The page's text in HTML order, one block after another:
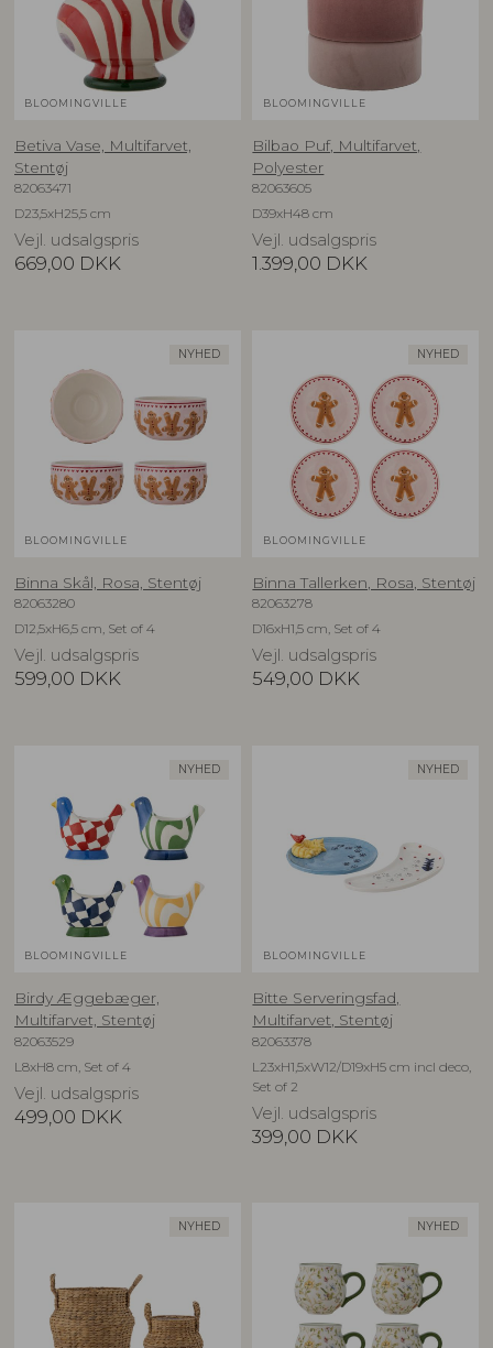
BLOOMINGVILLE
Betiva Vase, Multifarvet,
Stentøj
82063471
D23,5xH25,5 cm
Vejl. udsalgspris
669,00 DKK
BLOOMINGVILLE
Bilbao Puf, Multifarvet,
Polyester
82063605
D39xH48 cm
Vejl. udsalgspris
1.399,00 DKK
NYHED
BLOOMINGVILLE
Binna Skål, Rosa, Stentøj
82063280
D12,5xH6,5 cm, Set of 4
Vejl. udsalgspris
599,00 DKK
NYHED
BLOOMINGVILLE
Binna Tallerken, Rosa, Stentøj
82063278
D16xH1,5 cm, Set of 4
Vejl. udsalgspris
549,00 DKK
NYHED
BLOOMINGVILLE
Birdy Æggebæger,
Multifarvet, Stentøj
82063529
L8xH8 cm, Set of 4
Vejl. udsalgspris
499,00 DKK
NYHED
BLOOMINGVILLE
Bitte Serveringsfad,
Multifarvet, Stentøj
82063378
L23xH1,5xW12/D19xH5 cm incl deco,
Set of 2
Vejl. udsalgspris
399,00 DKK
NYHED NYHED